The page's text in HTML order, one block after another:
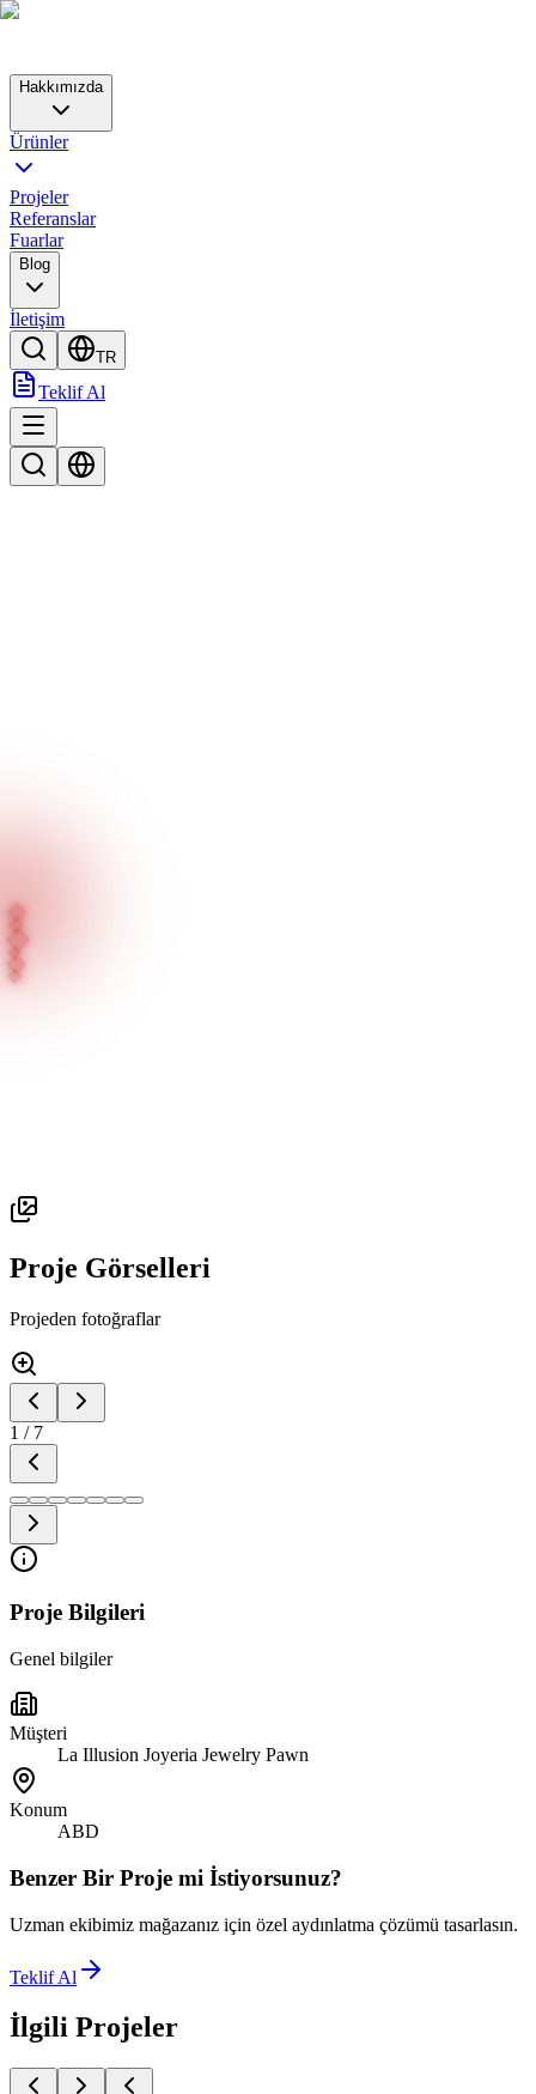
Hakkımızda
Ürünler
Projeler
Referanslar
Fuarlar
Blog
İletişim
TR
Teklif Al
Proje Görselleri
Projeden fotoğraflar
1 / 7
Proje Bilgileri
Genel bilgiler
Müşteri
La Illusion Joyeria Jewelry Pawn
Konum
ABD
Benzer Bir Proje mi İstiyorsunuz?
Uzman ekibimiz mağazanız için özel aydınlatma çözümü tasarlasın.
Teklif Al
İlgili Projeler